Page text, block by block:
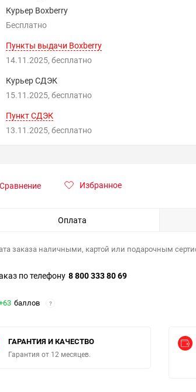
Курьер Boxberry
Бесплатно
Пункты выдачи Boxberry
14.11.2025
Бесплатно
Курьер СДЭК
15.11.2025
Бесплатно
Пункт СДЭК
13.11.2025
Бесплатно
Сравнение Избранное
Оплата
заказа наличными, картой или подарочным
по телефону 8 800 333 80 69
баллов ?
ГАРАНТИЯ И КАЧЕСТВО
Гарантия от 12 месяцев.